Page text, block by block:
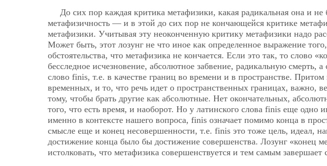
До сих пор каждая критика метафизики, какая радикальная она и не
метафизичность — и в этой до сих пор не кончающейся критике
метафизики. Учитывая эту неоконченную критику метафизики надо
Может быть, этот лозунг не что иное как определенное выражение
обстоятельства, что метафизика не кончается. Если это так, то слово
бесследное исчезновение, абсолютное забвение, радикальную смерть, а
слово finis, т.е. в качестве границ во времени и в пространстве.
временных, и то, что речь идет о пространственных границах, важно,
тому, чтобы брать другие как абсолютные. Нет окончательных,
того, что есть время, и наоборот. Но у латинского слова finis еще одно
именно в контексте нашего вопроса, finis означает помимо конца в
смысле еще и конец несовершенности, т.е. finis это тоже цель, идеал,
достижение конца было бы достижение совершенства. Лозунг «конец
истолковать, что метафизика совершенствуется и тем самым завершает